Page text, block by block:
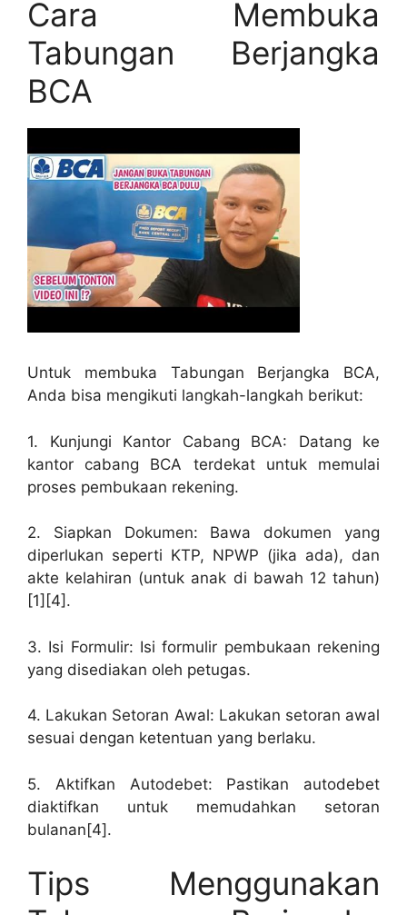
Cara Membuka
Tabungan Berjangka
BCA
Untuk membuka Tabungan Berjangka BCA,
Anda bisa mengikuti langkah-langkah berikut:
1. Kunjungi Kantor Cabang BCA: Datang ke
kantor cabang BCA terdekat untuk memulai
proses pembukaan rekening.
2. Siapkan Dokumen: Bawa dokumen yang
diperlukan seperti KTP, NPWP (jika ada), dan
akte kelahiran (untuk anak di bawah 12 tahun)
[1][4].
3. Isi Formulir: Isi formulir pembukaan rekening
yang disediakan oleh petugas.
4. Lakukan Setoran Awal: Lakukan setoran awal
sesuai dengan ketentuan yang berlaku.
5. Aktifkan Autodebet: Pastikan autodebet
diaktifkan untuk memudahkan setoran
bulanan[4].
Tips Menggunakan